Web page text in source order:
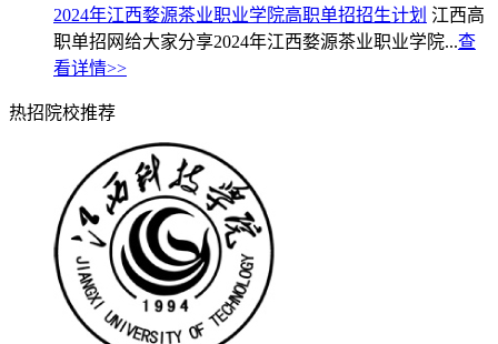
2024年江西婺源茶业职业学院高职单招招生计划 江西高
职单招网给大家分享2024年江西婺源茶业职业学院...查
看详情>>
热招院校推荐